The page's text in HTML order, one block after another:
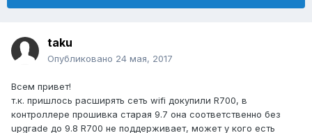
taku
Опубликовано 24 мая, 2017
Всем привет!
т.к. пришлось расширять сеть wifi докупили R700, в
контроллере прошивка старая 9.7 она соответственно без
upgrade до 9.8 R700 не поддерживает, может у кого есть